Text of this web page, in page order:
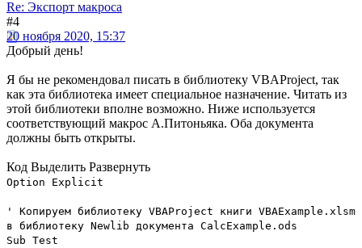
Re: Экспорт макроса
#4
20 ноября 2020, 15:37
Добрый день!
Я бы не рекомендовал писать в библиотеку VBAProject, так
как эта библиотека имеет специальное назначение. Читать из
этой библиотеки вполне возможно. Ниже используется
соответствующий макрос A.Питоньяка. Оба документа
должны быть открыты.
Код Выделить Развернуть
Option Explicit
' Копируем библиотеку VBAProject книги VBAExample.xlsm
в библиотеку Newlib документа CalcExample.ods
Sub Test